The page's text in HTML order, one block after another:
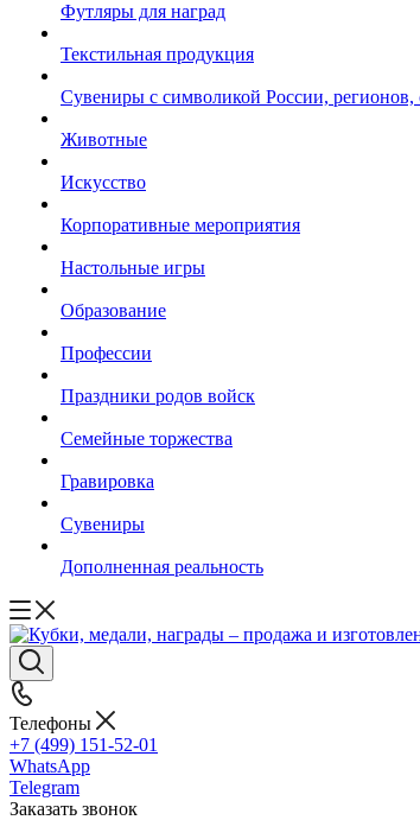
Футляры для наград
Текстильная продукция
Сувениры с символикой России, регионов,
Животные
Искусство
Корпоративные мероприятия
Настольные игры
Образование
Профессии
Праздники родов войск
Семейные торжества
Гравировка
Сувениры
Дополненная реальность
Телефоны
+7 (499) 151-52-01
WhatsApp
Telegram
Заказать звонок